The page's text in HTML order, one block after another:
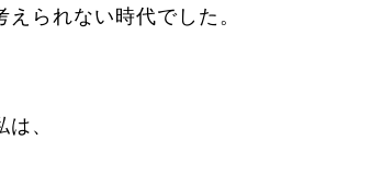
られない時代でした。
、